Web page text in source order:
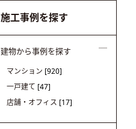
施工事例を探す
建物から事例を探す
マンション [920]
一戸建て [47]
店舗・オフィス [17]